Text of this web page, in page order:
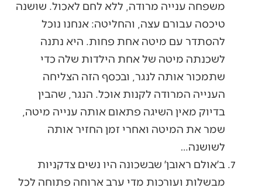
משפחה ענייה מרודה, ללא לחם לאכול. שושנה
טיכסה עבורם עצה, והחליטה: אנחנו נוכל
להסתדר עם מיטה אחת פחות. היא נתנה
לשכנתה מיטה של אחת הילדות שלה כדי
שתמכור אותה לנגר, ובכסף הזה הצליחה
הענייה המרודה לקנות אוכל. הנגר, שהבין
בדיוק מאין השיגה פתאום אותה ענייה מיטה,
שמר את המיטה ואחרי זמן החזיר אותה
לשושנה…
ב׳אולם ראובן׳ שבשכונה היו נשים צדקניות
מבשלות ועורכות מדי ערב ארוחה פתוחה לכל